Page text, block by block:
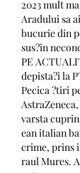
2023 mult
Aradului sa
bucurie din
sus?in
PE
depista?i la
Pecica ?tiri
varsta
ean italian
crime, prins
raul Mures.